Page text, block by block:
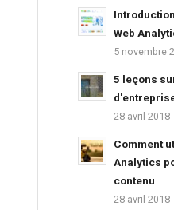
Web
5 novembre
5 leçons
28 avril 2018
Comment
Analytics
contenu
28 avril 2018